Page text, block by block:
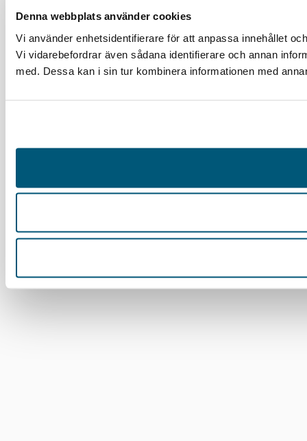
Denna webbplats använder cookies
Vi använder enhetsidentifierare för att anpassa innehållet
Vi vidarebefordrar även sådana identifierare och annan
med. Dessa kan i sin tur kombinera informationen med